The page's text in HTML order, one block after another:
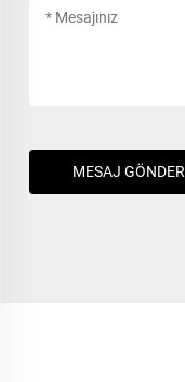
MESAJ GÖNDER